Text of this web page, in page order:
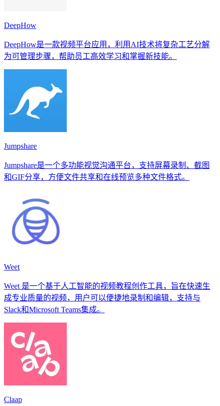
DeepHow
DeepHow是一款视频平台应用，利用AI技术将复杂工艺分解
为可管理步骤，帮助员工高效学习和掌握新技能。
Jumpshare
Jumpshare是一个多功能视觉沟通平台，支持屏幕录制、截图
和GIF分享，方便文件共享和在线预览多种文件格式。
Weet
Weet 是一个基于人工智能的视频教程创作工具，旨在快速生
成专业质量的视频，用户可以便捷地录制和编辑，支持与
Slack和Microsoft Teams集成。
Claap